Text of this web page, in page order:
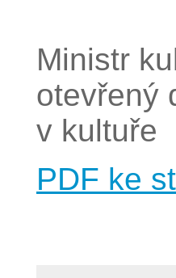
Ministr
otevřený
v kultuře
PDF ke